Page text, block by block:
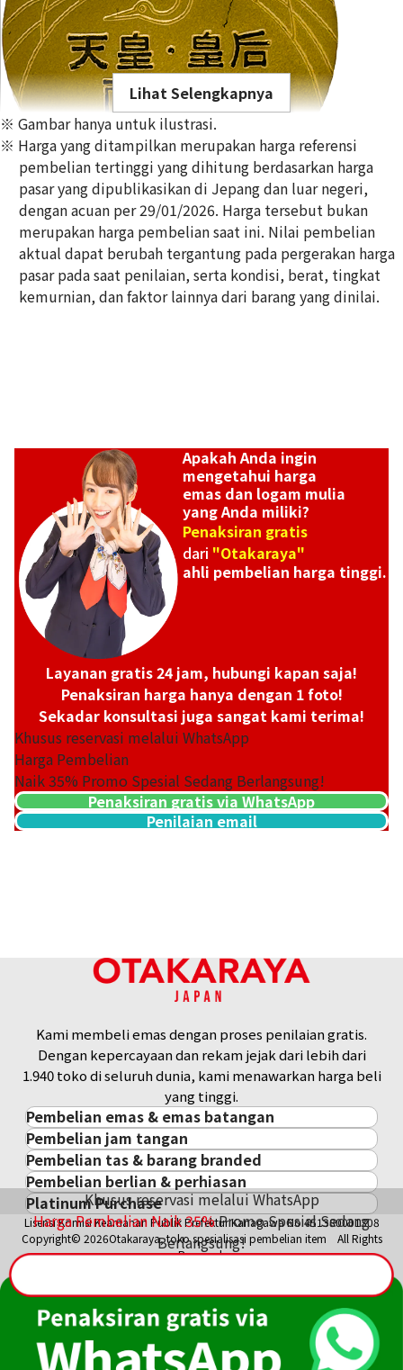
24K Gold (K24) Golden Wedding Commemorative Gold
the Emperor and Empress
26g
Referensi Harga Buyback
Rp 77.473.344
Lihat Selengkapnya
※ Gambar hanya untuk ilustrasi.
※ Harga yang ditampilkan merupakan harga referensi
pembelian tertinggi yang dihitung berdasarkan harga
pasar yang dipublikasikan di Jepang dan luar negeri,
dengan acuan per 29/01/2026. Harga tersebut bukan
merupakan harga pembelian saat ini. Nilai pembelian
aktual dapat berubah tergantung pada pergerakan harga
pasar pada saat penilaian, serta kondisi, berat, tingkat
kemurnian, dan faktor lainnya dari barang yang dinilai.
Apakah Anda ingin
mengetahui harga
emas dan logam mulia
yang Anda miliki?
Penaksiran gratis
dari "Otakaraya"
ahli pembelian harga tinggi.
Layanan gratis 24 jam, hubungi kapan saja!
Penaksiran harga hanya dengan 1 foto!
Sekadar konsultasi juga sangat kami terima!
Khusus reservasi melalui WhatsApp
Harga Pembelian
Naik35% Promo Spesial Sedang Berlangsung!
Penaksiran gratis via WhatsApp
Penilaian email
Khusus reservasi melalui WhatsApp
Harga Pembelian Naik35%Promo Spesial Sedang
Berlangsung!
Kami membeli emas dengan proses penilaian gratis.
Dengan kepercayaan dan rekam jejak dari lebih dari
1.940 toko di seluruh dunia, kami menawarkan harga beli
yang tinggi.
Pembelian emas & emas batangan
Pembelian emas & emas batangan
Emas Batangan / Gold Bar
Koin Emas
Harga Pasar Emas / Kurs Emas
Aksesoris Emas
Cincin Emas
Pembelian jam tangan
Pembelian jam tangan
ROLEX
PATEK PHILIPPE
AUDEMARS PIGUET
VACHERON CONSTANTIN
BREGUEST
Pembelian tas & barang branded
Pembelian tas & barang branded
Cartier
LOUIS VUITTON
Hermès
CELINE
Fendi
Dior
Pembelian berlian & perhiasan
Pembelian berlian & perhiasan
Berlian
Zamrud
Rubi
Platinum Purchase
Platinum
Lisensi Komisi Keamanan Publik Prefektur Kanagawa No.451380001308
Copyright© 2026Otakaraya, toko spesialisasi pembelian item All Rights
Reserved.